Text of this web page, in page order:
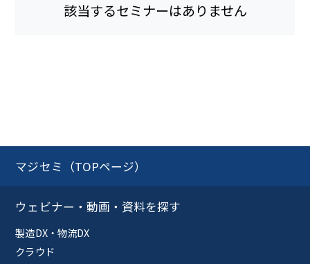
該当するセミナーはありません
マジセミ（TOPページ）
ウェビナー・動画・資料を探す
製造DX・物流DX
クラウド